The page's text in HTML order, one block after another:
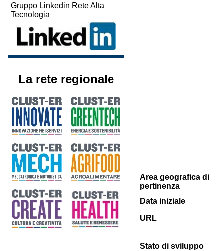
Gruppo Linkedin Rete Alta
Tecnologia
La rete regionale
Area geografica di
pertinenza
Data iniziale
URL
Stato di sviluppo